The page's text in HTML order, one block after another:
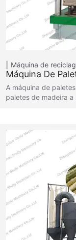
Máquina de
Máquina De
A máquina de
paletes de madeira